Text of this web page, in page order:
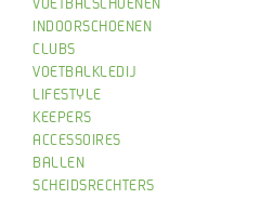
VOETBALSCHOENEN
INDOORSCHOENEN
CLUBS
VOETBALKLEDIJ
LIFESTYLE
KEEPERS
ACCESSOIRES
BALLEN
SCHEIDSRECHTERS